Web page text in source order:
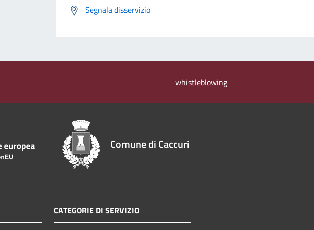
Segnala disservizio
whistleblowing
Comune di Caccuri
CATEGORIE DI SERVIZIO